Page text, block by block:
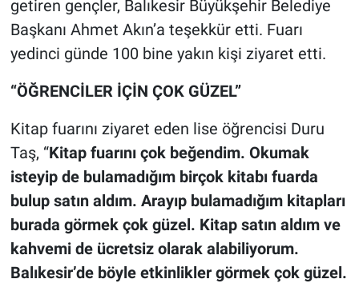
getiren gençler, Balıkesir Büyükşehir Belediye
Başkanı Ahmet Akın’a teşekkür etti. Fuarı
yedinci günde 100 bine yakın kişi ziyaret etti.
“ÖĞRENCİLER İÇİN ÇOK GÜZEL”
Kitap fuarını ziyaret eden lise öğrencisi Duru
Taş, “Kitap fuarını çok beğendim. Okumak
isteyip de bulamadığım birçok kitabı fuarda
bulup satın aldım. Arayıp bulamadığım kitapları
burada görmek çok güzel. Kitap satın aldım ve
kahvemi de ücretsiz olarak alabiliyorum.
Balıkesir’de böyle etkinlikler görmek çok güzel.